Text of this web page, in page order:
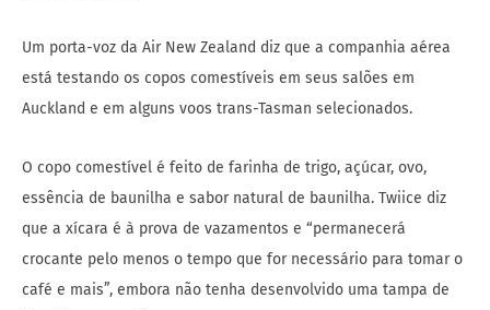
Um porta-voz da Air New Zealand diz que a companhia aérea
está testando os copos comestíveis em seus salões em
Auckland e em alguns voos trans-Tasman selecionados.
O copo comestível é feito de farinha de trigo, açúcar, ovo,
essência de baunilha e sabor natural de baunilha. Twiice diz
que a xícara é à prova de vazamentos e “permanecerá
crocante pelo menos o tempo que for necessário para tomar o
café e mais”, embora não tenha desenvolvido uma tampa de